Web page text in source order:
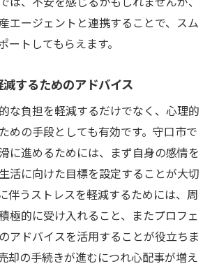
エージェントと連携することで、スム
ートしてもらえます。
するためのアドバイス
な負担を軽減するだけでなく、心理的
めの手段としても有効です。守口市で
に進めるためには、まず自身の感情を
活に向けた目標を設定することが大切
伴うストレスを軽減するためには、周
極的に受け入れること、またプロフェ
アドバイスを活用することが役立ちま
却の手続きが進むにつれ心配事が増え